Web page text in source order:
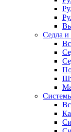
Седла